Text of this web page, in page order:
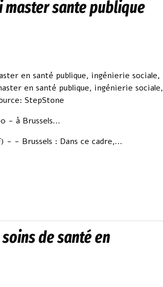
sante publique
en santé publique, ingénierie sociale,
en santé publique, ingénierie sociale,
StepStone
- à Brussels...
- Brussels : Dans ce cadre,...
de santé en